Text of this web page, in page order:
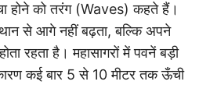
होने को तरंग (Waves) कहते हैं।
से आगे नहीं बढ़ता, बल्कि अपने
रहता है। महासागरों में पवनें बड़ी
कई बार 5 से 10 मीटर तक ऊँची